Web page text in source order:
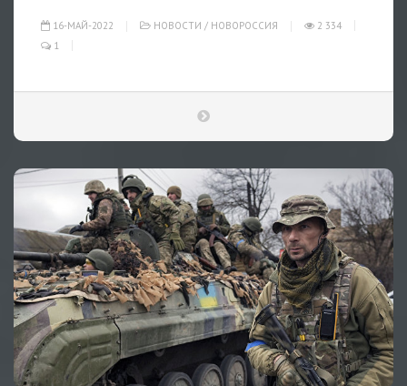
16-МАЙ-2022 НОВОСТИ / НОВОРОССИЯ
2 334
1